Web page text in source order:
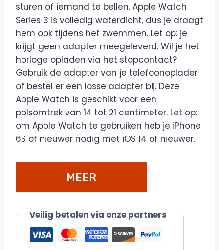
sturen of iemand te bellen. Apple Watch
Series 3 is volledig waterdicht, dus je draagt
hem ook tijdens het zwemmen. Let op: je
krijgt geen adapter meegeleverd. Wil je het
horloge opladen via het stopcontact?
Gebruik de adapter van je telefoonoplader
of bestel er een losse adapter bij. Deze
Apple Watch is geschikt voor een
polsomtrek van 14 tot 21 centimeter. Let op:
om Apple Watch te gebruiken heb je iPhone
6S of nieuwer nodig met iOS 14 of nieuwer.
MEER
Veilig betalen via onze partners